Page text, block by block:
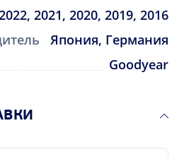
2021, 2020, 2019, 2016
Япония, Германия
Goodyear